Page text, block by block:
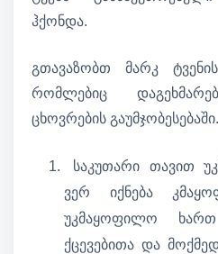
ჰქონდა.
გთავაზობთ მარკ
რომლებიც
ცხოვრების გაუმჯობესებაში.
საკუთარი თავით
ვერ იქნება
უკმაყოფილო
ქცევებითა და